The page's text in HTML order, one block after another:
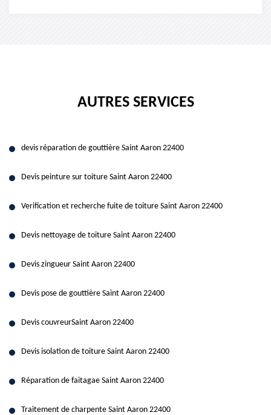
AUTRES SERVICES
devis réparation de gouttière Saint Aaron 22400
Devis peinture sur toiture Saint Aaron 22400
Verification et recherche fuite de toiture Saint Aaron 22400
Devis nettoyage de toiture Saint Aaron 22400
Devis zingueur Saint Aaron 22400
Devis pose de gouttière Saint Aaron 22400
Devis couvreurSaint Aaron 22400
Devis isolation de toiture Saint Aaron 22400
Réparation de faitagae Saint Aaron 22400
Traitement de charpente Saint Aaron 22400